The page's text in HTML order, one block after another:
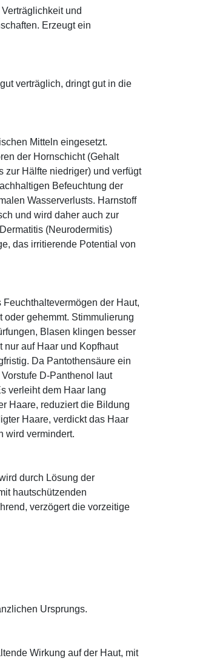
und
Erzeugt ein
verträglich, dringt gut in die
Mitteln eingesetzt.
der Hornschicht (Gehalt
zur Hälfte niedriger) und verfügt
Befeuchtung der
Wasserverlusts. Harnstoff
und wird daher auch zur
(Neurodermitis)
das irritierende Potential von
der Haut,
gehemmt. Stimmulierung
Blasen klingen besser
auf Haar und Kopfhaut
Da Pantothensäure ein
D-Panthenol laut
verleiht dem Haar lang
Haare, reduziert die Bildung
Haare, verdickt das Haar
wird vermindert.
durch Lösung der
hautschützenden
verzögert die vorzeitige
Ursprungs.
Wirkung auf der Haut, mit